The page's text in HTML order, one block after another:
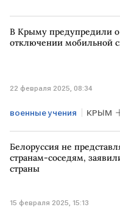
В Крыму предупредили
отключении мобильной
22 февраля 2025, 08:34
военные учения КРЫМ
СИМФЕРОПОЛЬ
учения
Белоруссия не
странам-соседям,
страны
15 февраля 2025, 15:13